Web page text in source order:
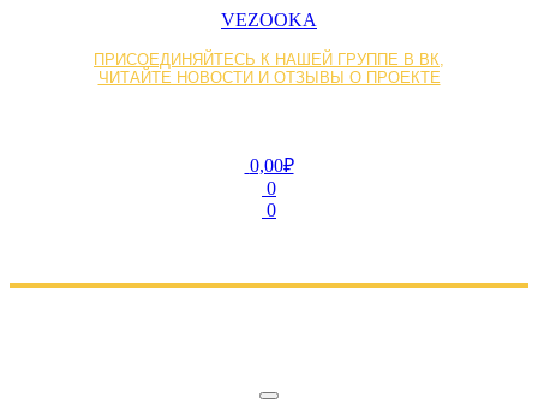
VEZOOKA
ПРИСОЕДИНЯЙТЕСЬ К НАШЕЙ ГРУППЕ В ВК,
ЧИТАЙТЕ НОВОСТИ И ОТЗЫВЫ О ПРОЕКТЕ
0,00₽
0
0